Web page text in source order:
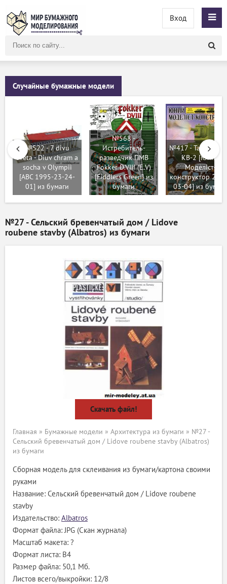
сайту
Вход
Случайные бумажные модели
№522 - 7 divu
sveta - Diuv chram a
socha v Olympii
[ABC 1995-23-24-
01] из бумаги
№568 -
Истребитель-
разведчик ПМВ
Fokker D.VIII (Е.V)
[Fiddlers Green] из
бумаги
№417 - Танк КВ-1
КВ-2 [Юний
Моделіст-
конструктор
03-04] из бумаги
№27 - Сельский бревенчатый дом / Lidove
roubene stavby (Albatros) из бумаги
Скачать файл!
Главная » Бумажные модели » Архитектура из бумаги » №27 -
Сельский бревенчатый дом / Lidove roubene stavby (Albatros)
из бумаги
Сборная модель для склеивания из бумаги/картона своими
руками
Название: Сельский бревенчатый дом / Lidove roubene
stavby
Издательство: Albatros
Формат файла: JPG (Скан журнала)
Масштаб макета: ?
Формат листа: В4
Размер файла: 50,1 Мб.
Листов всего/выкройки: 12/8